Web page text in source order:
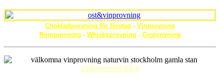
Chokladprovning för företag - Vinprovning
Romprovning - Whiskyprovning - Ginprovning
Välkommen på e